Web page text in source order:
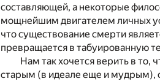
составляющей, а некоторые
мощнейшим двигателем личных
что существование смерти
превращается в табуированную
Нам так хочется верить в то,
старым (в идеале еще и мудрым),